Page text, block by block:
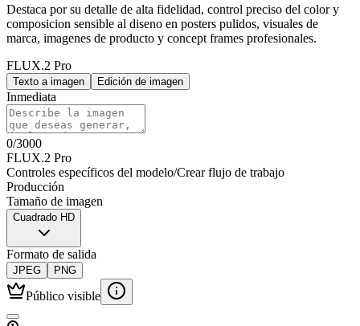
Destaca por su detalle de alta fidelidad, control preciso del color y
composicion sensible al diseno en posters pulidos, visuales de
marca, imagenes de producto y concept frames profesionales.
FLUX.2 Pro
Texto a imagen Edición de imagen
Inmediata
0/3000
FLUX.2 Pro
Controles específicos del modelo/Crear flujo de trabajo
Producción
Tamaño de imagen
Cuadrado HD
Formato de salida
JPEG PNG
Público visible